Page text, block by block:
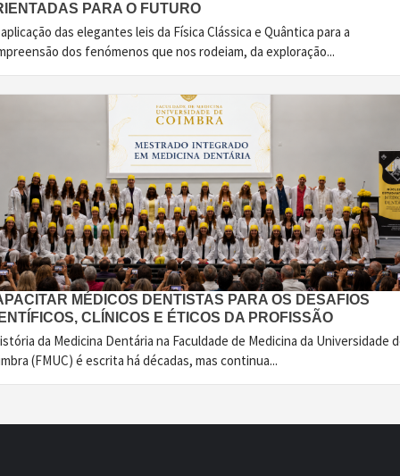
PARA O FUTURO
das elegantes leis da Física Clássica e Quântica para a
dos fenómenos que nos rodeiam, da exploração...
MÉDICOS DENTISTAS PARA OS DESAFIOS
CLÍNICOS E ÉTICOS DA PROFISSÃO
da Medicina Dentária na Faculdade de Medicina da Universidade
(FMUC) é escrita há décadas, mas continua...